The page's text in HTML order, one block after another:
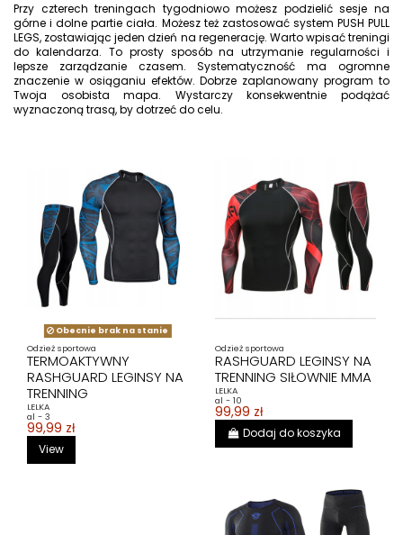
Przy czterech treningach tygodniowo możesz podzielić sesje na
górne i dolne partie ciała. Możesz też zastosować system PUSH PULL
LEGS, zostawiając jeden dzień na regenerację. Warto wpisać treningi
do kalendarza. To prosty sposób na utrzymanie regularności i
lepsze zarządzanie czasem. Systematyczność ma ogromne
znaczenie w osiąganiu efektów. Dobrze zaplanowany program to
Twoja osobista mapa. Wystarczy konsekwentnie podążać
wyznaczoną trasą, by dotrzeć do celu.
Obecnie brak na stanie
Odzież sportowa
TERMOAKTYWNY
RASHGUARD LEGINSY NA
TRENNING
LELKA
al - 3
99,99 zł
View
Odzież sportowa
RASHGUARD LEGINSY NA
TRENNING SIŁOWNIE MMA
LELKA
al - 10
99,99 zł
Dodaj do koszyka